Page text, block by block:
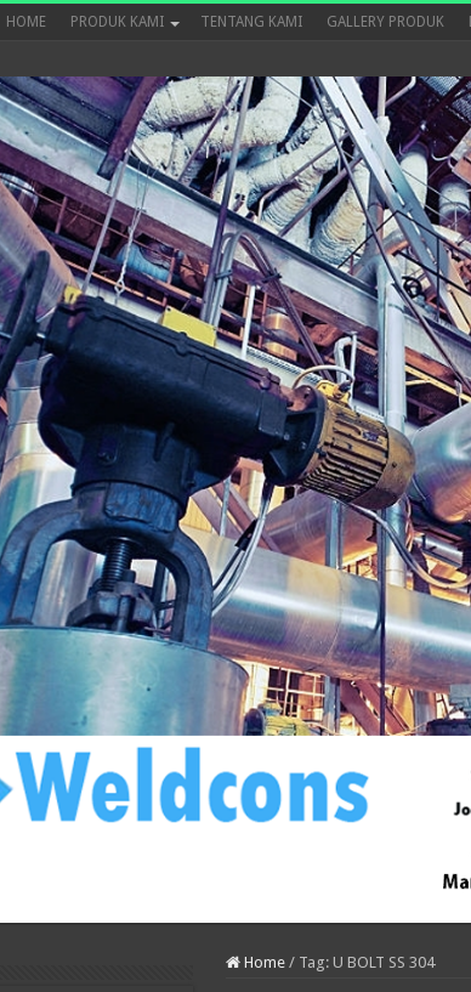
HOME PRODUK KAMI TENTANG KAMI GALLERY PRODUK
Home / Tag: U BOLT SS 304